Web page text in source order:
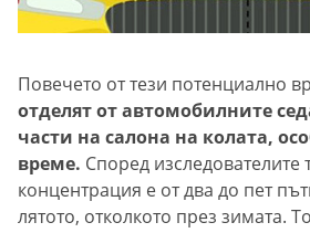
Повечето от тези потенциално
отделят от автомобилните
части на салона на колата,
време. Според изследователите
концентрация е от два до пет
лятото, отколкото през зимата.